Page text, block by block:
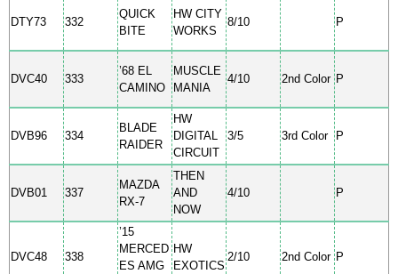
DTY73 332
QUICK
BITE
HW CITY
WORKS
8/10 P
DVC40 333
’68 EL
CAMINO
MUSCLE
MANIA
4/10 2nd Color P
DVB96 334
BLADE
RAIDER
HW
DIGITAL
CIRCUIT
3/5 3rd Color P
DVB01 337
MAZDA
RX-7
THEN
AND
NOW
4/10 P
DVC48 338
’15
MERCED
ES AMG
HW
EXOTICS
2/10 2nd Color P